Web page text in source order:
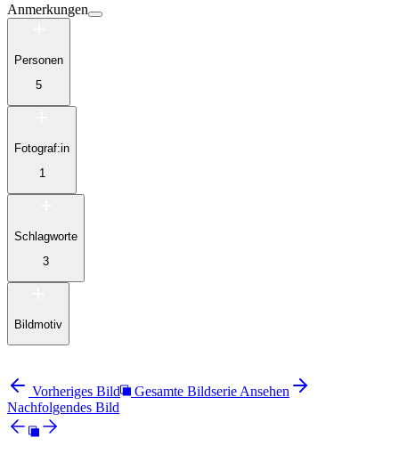
Anmerkungen
Personen
5
Fotograf:in
1
Schlagworte
3
Bildmotiv
Vorheriges Bild
Gesamte Bildserie Ansehen
Nachfolgendes Bild